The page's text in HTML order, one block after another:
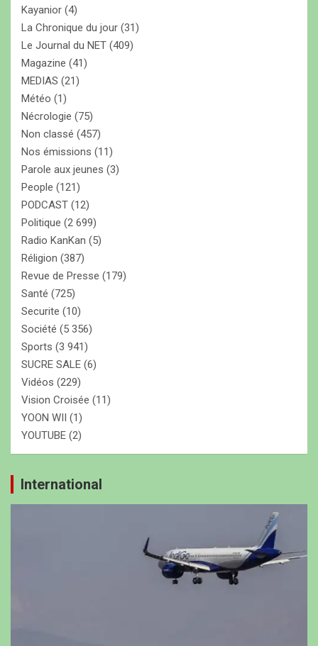
Kayanior (4)
La Chronique du jour (31)
Le Journal du NET (409)
Magazine (41)
MEDIAS (21)
Météo (1)
Nécrologie (75)
Non classé (457)
Nos émissions (11)
Parole aux jeunes (3)
People (121)
PODCAST (12)
Politique (2 699)
Radio KanKan (5)
Réligion (387)
Revue de Presse (179)
Santé (725)
Securite (10)
Société (5 356)
Sports (3 941)
SUCRE SALE (6)
Vidéos (229)
Vision Croisée (11)
YOON WII (1)
YOUTUBE (2)
International